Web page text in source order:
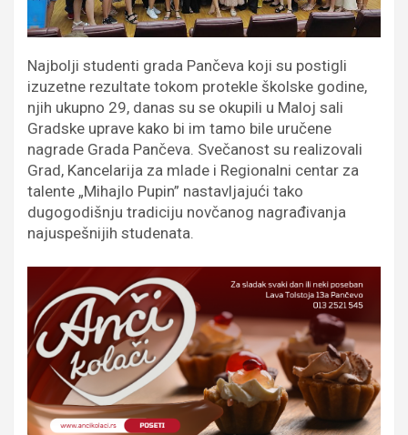
Najbolji studenti grada Pančeva koji su postigli
izuzetne rezultate tokom protekle školske godine,
njih ukupno 29, danas su se okupili u Maloj sali
Gradske uprave kako bi im tamo bile uručene
nagrade Grada Pančeva. Svečanost su realizovali
Grad, Kancelarija za mlade i Regionalni centar za
talente „Mihajlo Pupin” nastavljajući tako
dugogodišnju tradiciju novčanog nagrađivanja
najuspešnijih studenata.